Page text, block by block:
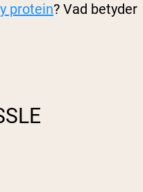
protein? Vad betyder